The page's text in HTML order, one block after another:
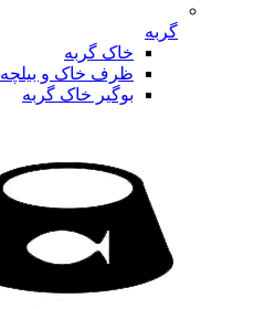
گربه
خاک گربه
ظرف خاک و بیلچه
بوگیر خاک گربه